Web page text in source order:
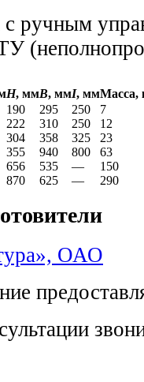
H, ммB, ммI, ммМасса,
190 295 250
7
222 310 250
12
304 358 325
23
355 940 800
63
656 535 —
150
870 625 — 290
ОАО